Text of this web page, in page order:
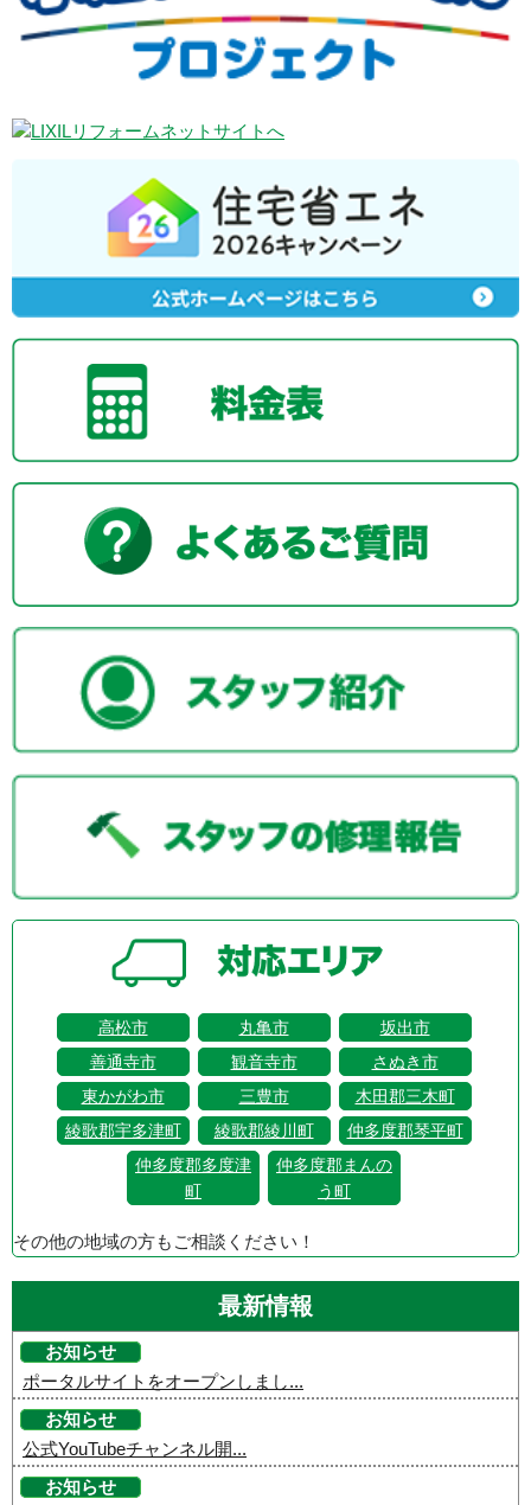
高松市 丸亀市
坂出市
善通寺市
観音寺市
さぬき市
東かがわ市
三豊市
木田郡三木町
綾歌郡宇多津町
綾歌郡綾川町
仲多度郡琴平町
仲多度郡多度津
町
仲多度郡まんの
う町
その他の地域の方もご相談ください！
最新情報
お知らせ
ポータルサイトをオープンしまし...
お知らせ
公式YouTubeチャンネル開...
お知らせ